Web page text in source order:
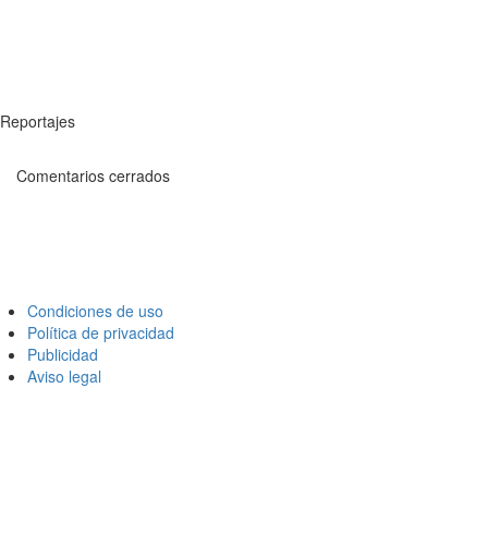
Reportajes
Comentarios cerrados
Condiciones de uso
Política de privacidad
Publicidad
Aviso legal